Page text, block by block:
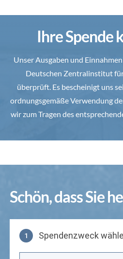
Ihre Spende
Unser Ausgaben und
Deutschen Zentralinstitut
überprüft. Es bescheinigt uns
ordnungsgemäße Verwendung
wir zum Tragen des
Schön, dass Sie
1 Spendenzweck